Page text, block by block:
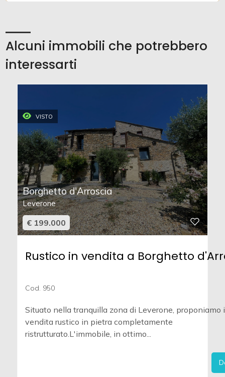
Alcuni immobili che potrebbero
interessarti
VISTO
Borghetto d'Arroscia
Leverone
€ 199.000
Rustico in vendita a Borghetto
Cod. 950
Situato nella tranquilla zona di Leverone, proponiamo
vendita rustico in pietra completamente
ristrutturato.L'immobile, in ottimo...